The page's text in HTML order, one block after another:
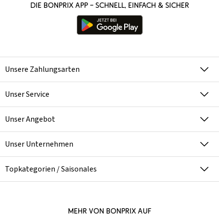
Die bonprix App – schnell, einfach & sicher
Unsere Zahlungsarten
Unser Service
Unser Angebot
Unser Unternehmen
Topkategorien / Saisonales
Mehr von bonprix auf